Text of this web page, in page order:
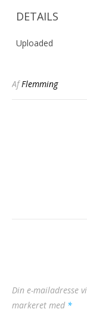
DETAILS
Uploaded
AfFlemming
Din e-mailadresse
markeret med *